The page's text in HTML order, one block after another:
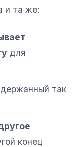
и та же:
для
так
конец